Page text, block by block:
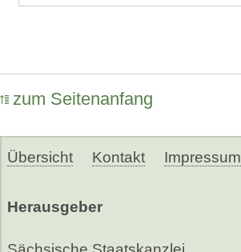
zum Seitenanfang
Übersicht Kontakt Impressum
Herausgeber